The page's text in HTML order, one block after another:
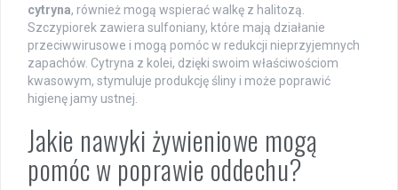
cytryna, również mogą wspierać walkę z halitozą.
Szczypiorek zawiera sulfoniany, które mają działanie
przeciwwirusowe i mogą pomóc w redukcji nieprzyjemnych
zapachów. Cytryna z kolei, dzięki swoim właściwościom
kwasowym, stymuluje produkcję śliny i może poprawić
higienę jamy ustnej.
Jakie nawyki żywieniowe mogą
pomóc w poprawie oddechu?